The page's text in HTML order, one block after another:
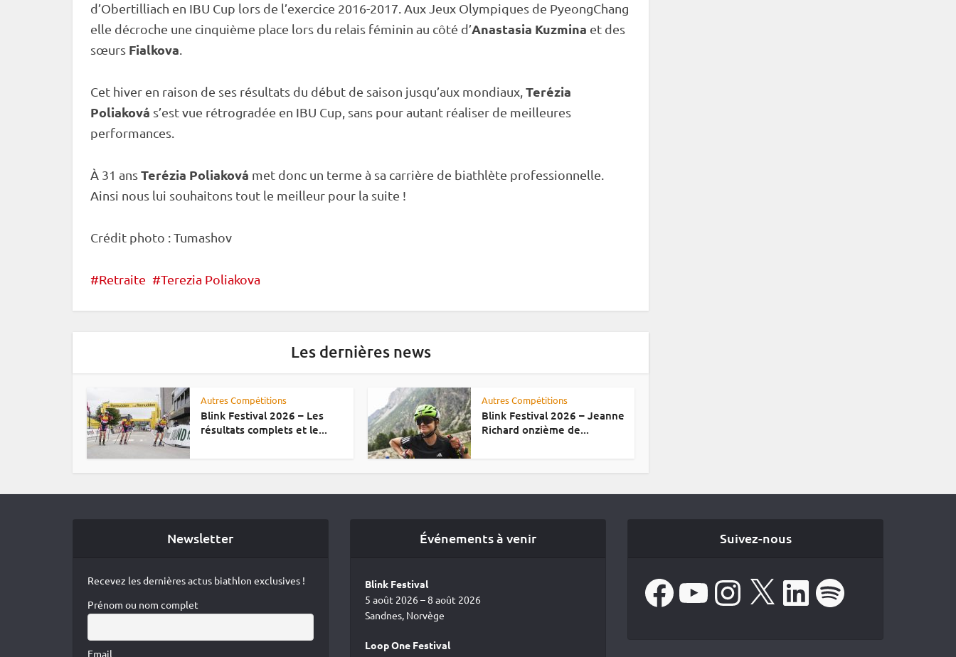
d’Obertilliach en IBU Cup lors de l’exercice 2016-2017. Aux Jeux Olympiques de PyeongChang
elle décroche une cinquième place lors du relais féminin au côté d’Anastasia Kuzmina et des
sœurs Fialkova
Cet hiver en raison de ses résultats du début de saison jusqu’aux mondiaux, Terézia
Poliaková s’est vue rétrogradée en IBU Cup , sans pour autant réaliser de meilleures
performances.
À 31 ansTerézia Poliaková met donc un terme à sa carrière de biathlète professionnelle.
Ainsi nous lui souhaitons tout le meilleur pour la suite !
Crédit photo : Tumashov
Retraite Terezia Poliakova
Les dernières news
Autres Compétitions
Blink Festival 2026 – Les
résultats complets et le...
Autres Compétitions
Blink Festival 2026 – Jeanne
Richard onzième de...
Newsletter
Recevez les dernières actus biathlon exclusives !
Prénom ou nom complet
Email
Événements à venir
Blink Festival
5 août 2026 – 8 août 2026
Sandnes, Norvège
Loop One Festival
Suivez-nous
FacebookYouTube Instagram
X LinkedIn Spotify